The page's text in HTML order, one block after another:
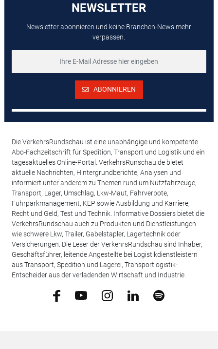
NEWSLETTER
Newsletter abonnieren und keine Branchen-News mehr
verpassen.
ABONNIEREN
Die VerkehrsRundschau ist eine unabhängige und kompetente
Abo-Fachzeitschrift für Spedition, Transport und Logistik und ein
tagesaktuelles Online-Portal. VerkehrsRunschau.de bietet
aktuelle Nachrichten, Hintergrundberichte, Analysen und
informiert unter anderem zu Themen rund um Nutzfahrzeuge,
Transport, Lager, Umschlag, Lkw-Maut, Fahrverbote,
Fuhrparkmanagement, KEP sowie Ausbildung und Karriere,
Recht und Geld, Test und Technik. Informative Dossiers bietet die
VerkehrsRundschau auch zu Produkten und Dienstleistungen
wie schwere Lkw, Trailer, Gabelstapler, Lagertechnik oder
Versicherungen. Die Leser der VerkehrsRundschau sind Inhaber,
Geschäftsführer, leitende Angestellte bei Logistikdienstleistern
aus Transport, Spedition und Lagerei, Transportlogistik-
Entscheider aus der verladenden Wirtschaft und Industrie.